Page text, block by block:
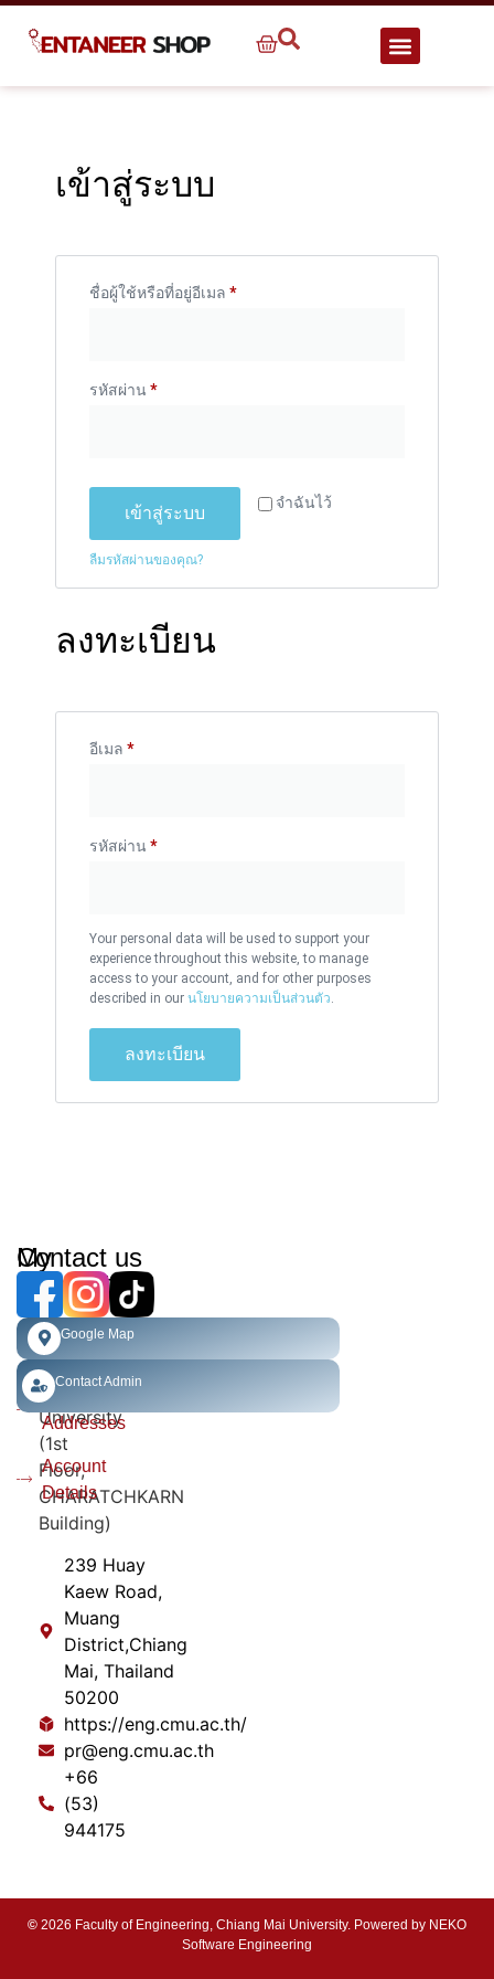
เข้าสู่ระบบ
ชื่อผู้ใช้หรือที่อยู่อีเมล *
รหัสผ่าน *
จำฉันไว้
เข้าสู่ระบบ
ลืมรหัสผ่านของคุณ?
ลงทะเบียน
อีเมล *
รหัสผ่าน *
Your personal data will be used to support your
experience throughout this website, to manage
access to your account, and for other purposes
described in our นโยบายความเป็นส่วนตัว.
ลงทะเบียน
Faculty
Engineering,
Chiang
Mai
University
(1st
Floor,
CHARATCHKARN
Building)
239 Huay
Kaew Road,
Muang
District,Chiang
Mai, Thailand
50200
https://eng.cmu.ac.th/
pr@eng.cmu.ac.th
+66
(53)
944175
My
Account​
Order
History
Shipping
Addresses
Account
Details
Contact us
Google Map
Contact Admin
© 2026 Faculty of Engineering, Chiang Mai University. Powered by NEKO
Software Engineering